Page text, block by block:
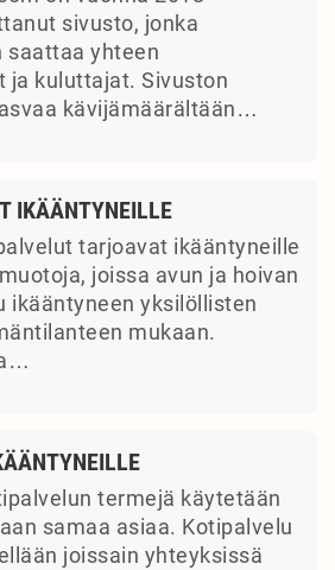
sivusto, jonka
saattaa yhteen
ja kuluttajat. Sivuston
kävijämäärältään…
IKÄÄNTYNEILLE
tarjoavat ikääntyneille
joissa avun ja hoivan
ikääntyneen yksilöllisten
mukaan.
termejä käytetään
samaa asiaa. Kotipalvelu
joissain yhteyksissä